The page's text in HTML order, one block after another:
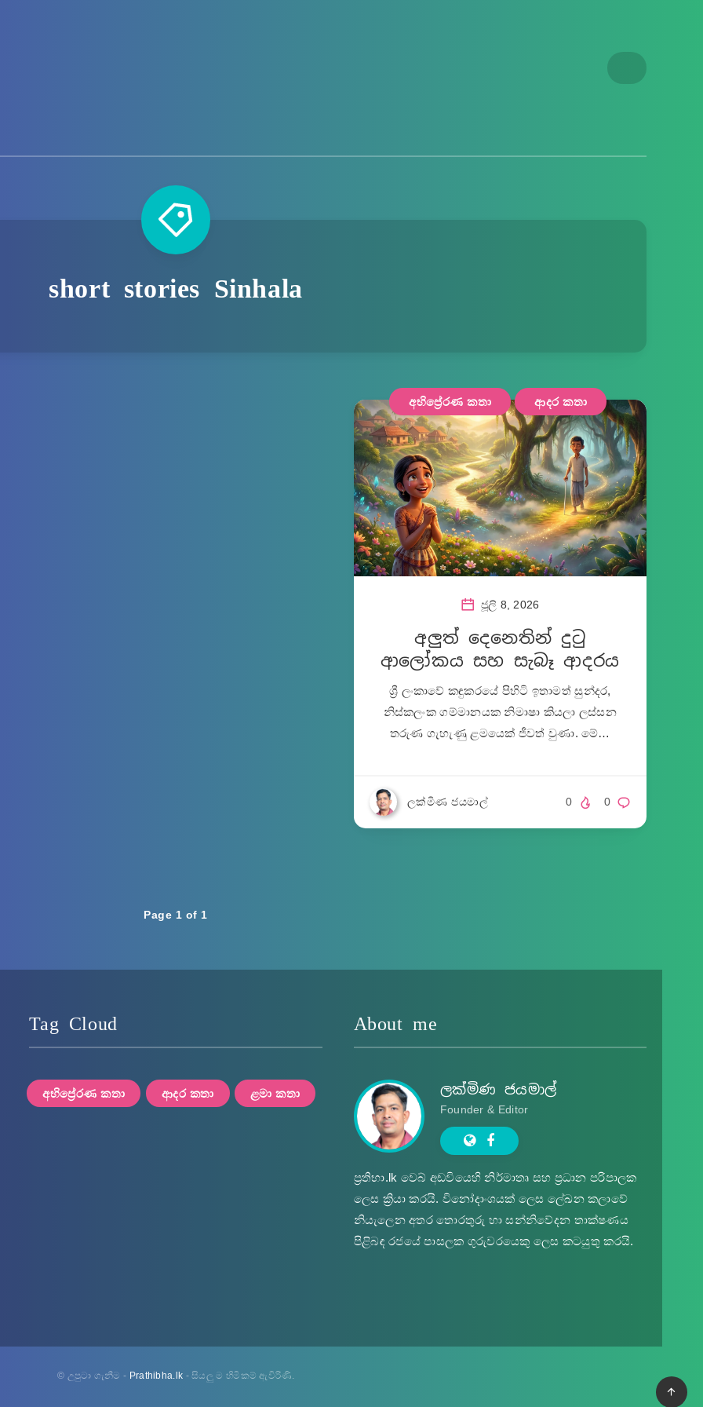
short stories Sinhala
අභිප්‍රේරණ කතා ආදර කතා
ජූලි 8, 2026
අලුත් දෙනෙතින් දුටු
ආලෝකය සහ සැබෑ ආදරය
ශ්‍රී ලංකාවේ කඳුකරයේ පිහිටි ඉතාමත් සුන්දර,
නිස්කලංක ගම්මානයක නිමාෂා කියලා ලස්සන
තරුණ ගැහැණු ළමයෙක් ජීවත් වුණා. මේ…
ලක්මිණ ජයමාල් 0
0
Page 1 of 1
Tag Cloud
අභිප්‍රේරණ කතා ආදර කතා ළමා කතා
About me
ලක්මිණ ජයමාල්
Founder & Editor
ප්‍ර‍තිභා.lk වෙබ් අඩවියෙහි නිර්මාතෘ සහ ප්‍ර‍ධාන පරිපාලක
ලෙස ක්‍රියා කරයි. විනෝදාංශයක් ලෙස ලේඛන කලාවේ
නියැලෙන අතර තොරතුරු හා සන්නිවේදන තාක්ෂණය
පිළිබඳ රජයේ පාසලක ගුරුවරයෙකු ලෙස කටයුතු කරයි.
© උපුටා ගැනීම - Prathibha.lk - සියලු ම හිමිකම් ඇවිරිණි.